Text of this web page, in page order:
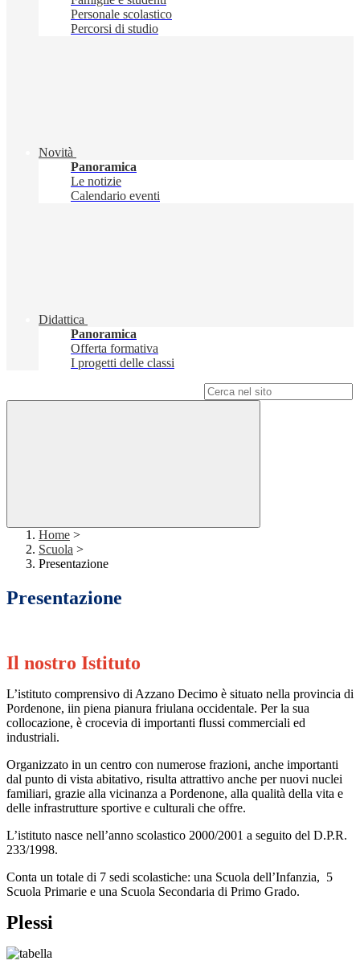
Personale scolastico
Percorsi di studio
Novità
Panoramica
Le notizie
Calendario eventi
Didattica
Panoramica
Offerta formativa
I progetti delle classi
Home >
Scuola >
Presentazione
Presentazione
Il nostro Istituto
L’istituto comprensivo di Azzano Decimo è situato nella provincia di
Pordenone, iin piena pianura friulana occidentale. Per la sua
collocazione, è crocevia di importanti flussi commerciali ed
industriali.
Organizzato in un centro con numerose frazioni, anche importanti
dal punto di vista abitativo, risulta attrattivo anche per nuovi nuclei
familiari, grazie alla vicinanza a Pordenone, alla qualità della vita e
delle infrastrutture sportive e culturali che offre.
L’istituto nasce nell’anno scolastico 2000/2001 a seguito del D.P.R.
233/1998.
Conta un totale di 7 sedi scolastiche: una Scuola dell’Infanzia, 5
Scuola Primarie e una Scuola Secondaria di Primo Grado.
Plessi